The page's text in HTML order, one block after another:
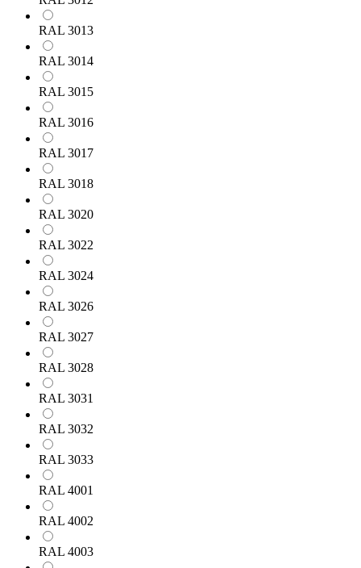
RAL 3013
RAL 3014
RAL 3015
RAL 3016
RAL 3017
RAL 3018
RAL 3020
RAL 3022
RAL 3024
RAL 3026
RAL 3027
RAL 3028
RAL 3031
RAL 3032
RAL 3033
RAL 4001
RAL 4002
RAL 4003